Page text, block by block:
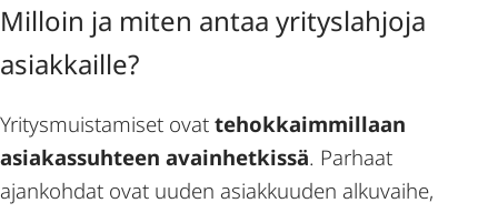
Milloin ja miten antaa yrityslahjoja
asiakkaille?
Yritysmuistamiset ovat tehokkaimmillaan
asiakassuhteen avainhetkissä. Parhaat
ajankohdat ovat uuden asiakkuuden alkuvaihe,